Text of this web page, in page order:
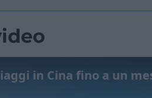
in Cina fino a un